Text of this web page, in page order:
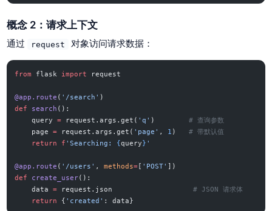
概念 2：请求上下文
通过 request 对象访问请求数据：
from flask import request
@app.route ( '/search' )
def
search ():
    query
= request.args.get( 'q' ) # 查询参数
    page
= request.args.get( 'page' , 1 ) # 带默认值
    return
f 'Searching: {query} '
@app.route ( '/users' , methods= [ 'POST' ])
def
create_user():
    data
= request.json # JSON 请求体
    return
{ 'created' : data}